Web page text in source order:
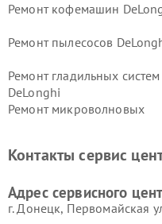
Ремонт кофемашин
Ремонт пылесосов
Ремонт гладильных систем
DeLonghi
Ремонт микроволновых
DeLonghi
Контакты сервис
Адрес сервисного
г. Донецк, Первомайская